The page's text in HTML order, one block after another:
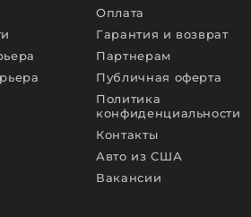
Оплата
Гарантия и возврат
Партнерам
Публичная оферта
Политика
конфиденциальности
Контакты
Авто из США
Вакансии